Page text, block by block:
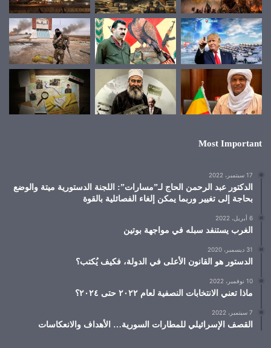
Most Important
17 سبتمبر، 2022
الدكتور عبد الرحمن الحاج لـ”مسارات”: اللجنة الدستورية ميتة والوضع
بحاجة إلى تغيير وربما يمكن إلغاء الفصائلية بالقوة
6 أبريل، 2022
الغرب يستنفد سبله في مواجهة بوتين
31 ديسمبر، 2020
الدستور هو القانون الأعلى في الدولة، فكيف يُكتب؟
10 نوفمبر، 2022
ماذا تعني الانتخابات النصفية لعام ٢٠٢٢ حتى ٢٠٢٤؟
7 سبتمبر، 2022
القصف الإسرائيلي للمطارات السورية… الأهداف والانعكاسات